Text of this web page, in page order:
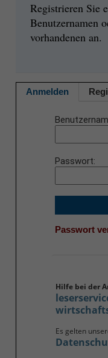
Registrieren Sie
Benutzernamen
vorhandenen an.
Anmelden
Passwort
Passwort
Hilfe bei der
Es gelten